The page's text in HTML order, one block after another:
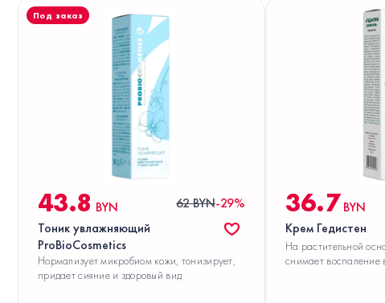
43.8 BYN 62 BYN-29%
Тоник увлажняющий
ProBioCosmetics
Нормализует микробиом кожи, тонизирует,
придает сияние и здоровый вид
Под заказ
36.7 BYN
Крем Гедистен
На растительной
снимает